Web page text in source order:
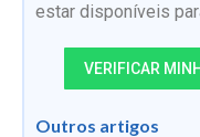
estar disponíveis
VERIFICAR
Outros artigos